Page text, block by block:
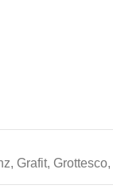
, Grafit, Grottesco,